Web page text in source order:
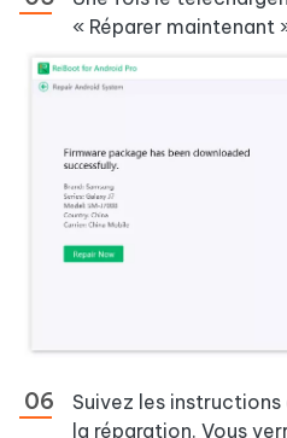
« Réparer maintenant
Suivez les
la réparation. Vous